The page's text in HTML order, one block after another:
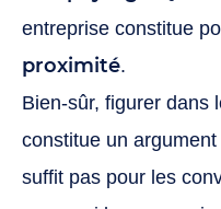
entreprise constitue
proximité.
Bien-sûr, figurer dans
constitue un
suffit pas pour les